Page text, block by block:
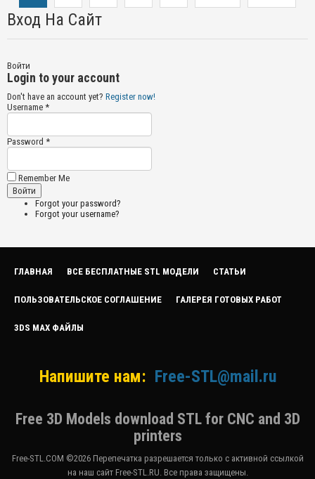
Вход На Сайт
Войти
Login to your account
Don't have an account yet? Register now!
Username *
Password *
Remember Me
Forgot your password?
Forgot your username?
ГЛАВНАЯ ВСЕ БЕСПЛАТНЫЕ STL МОДЕЛИ СТАТЬИ
ПОЛЬЗОВАТЕЛЬСКОЕ СОГЛАШЕНИЕ ГАЛЕРЕЯ ГОТОВЫХ РАБОТ
3DS MAX ФАЙЛЫ
Напишите нам: Free-STL@mail.ru
Free 3D Models download STL for CNC and 3D
printers
Free-STL.COM ©2026 Перепечатка разрешается только с активной ссылкой
на наш сайт Free-STL.RU. Все права защищены.